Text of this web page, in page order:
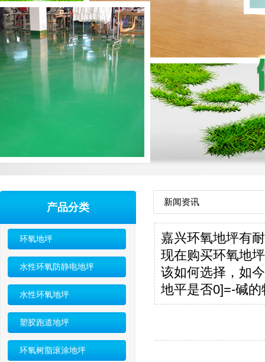
产品分类
环氧地坪
水性环氧防静电地坪
水性环氧地坪
塑胶跑道地坪
环氧树脂滚涂地坪
新闻资讯
嘉兴环氧地坪有
现在购买环氧地
该如何选择，如
地平是否0]=-碱的